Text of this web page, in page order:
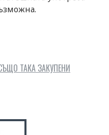
ТАКА ЗАКУПЕНИ